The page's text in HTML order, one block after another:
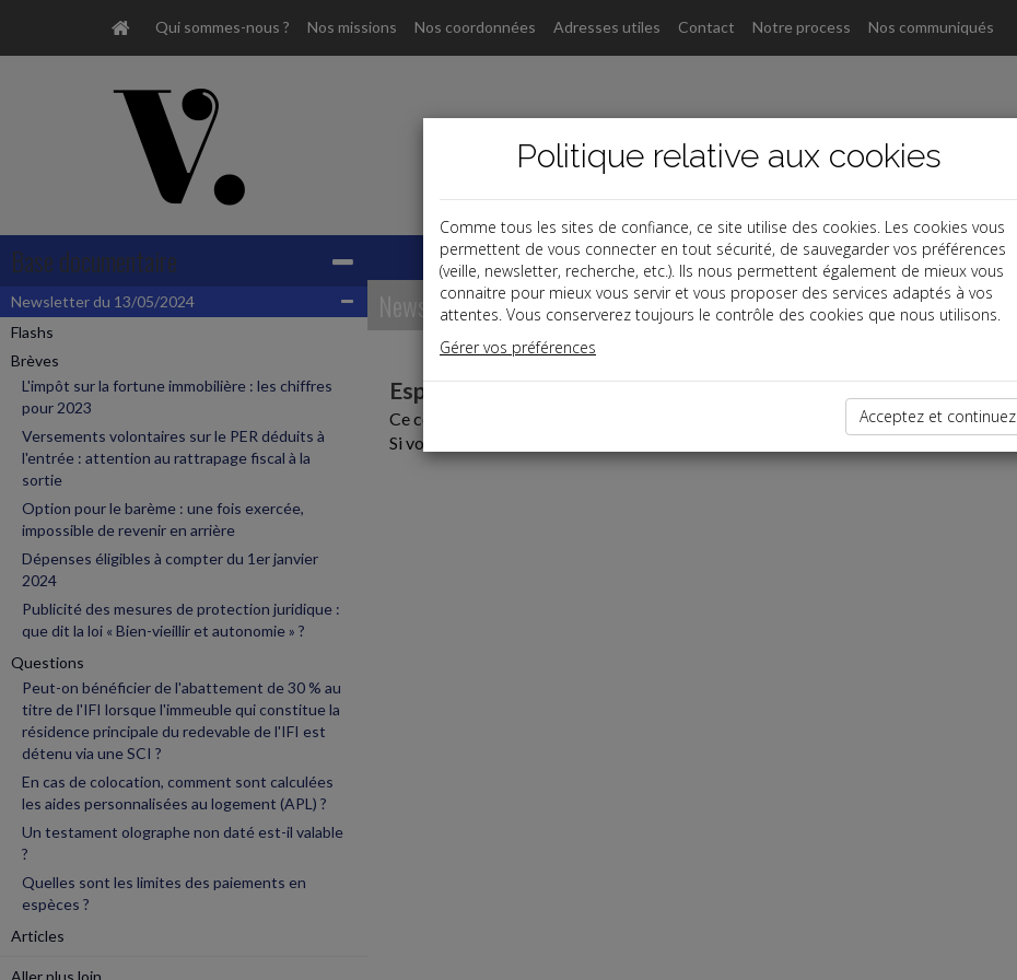
Qui sommes-nous ? Nos missions Nos coordonnées Adresses utiles Contact Notre process Nos communiqués
Base documentaire
Newsletter du 13/05/2024
Flashs
Brèves
L'impôt sur la fortune immobilière : les chiffres
pour 2023
Versements volontaires sur le PER déduits à
l'entrée : attention au rattrapage fiscal à la
sortie
Option pour le barème : une fois exercée,
impossible de revenir en arrière
Dépenses éligibles à compter du 1er janvier
2024
Publicité des mesures de protection juridique :
que dit la loi « Bien-vieillir et autonomie » ?
Questions
Peut-on bénéficier de l'abattement de 30 % au
titre de l'IFI lorsque l'immeuble qui constitue la
résidence principale du redevable de l'IFI est
détenu via une SCI ?
En cas de colocation, comment sont calculées
les aides personnalisées au logement (APL) ?
Un testament olographe non daté est-il valable
?
Quelles sont les limites des paiements en
espèces ?
Articles
Aller plus loin
Newsletter
Espace réservé
Ce contenu est réservé aux Clients
Si vous êtes client,
Politique relative aux cookies
Comme tous les sites de confiance, ce site utilise des cookies. Les cookies vous
permettent de vous connecter en tout sécurité, de sauvegarder vos préférences
(veille, newsletter, recherche, etc.). Ils nous permettent également de mieux vous
connaitre pour mieux vous servir et vous proposer des services adaptés à vos
attentes. Vous conserverez toujours le contrôle des cookies que nous utilisons.
Gérer vos préférences
Acceptez et continuez